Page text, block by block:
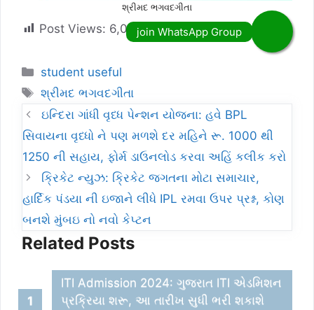
શ્રીમદ ભગવદગીતા
Post Views: 6,031
Categories
student useful
Tags
શ્રીમદ ભગવદગીતા
ઇન્દિરા ગાંધી વૃધ્ધ પેન્શન યોજના: હવે BPL
સિવાયના વૃધ્ધો ને પણ મળશે દર મહિને રૂ. 1000 થી
1250 ની સહાય, ફોર્મ ડાઉનલોડ કરવા અહિં કલીક કરો
ક્રિકેટ ન્યુઝ: ક્રિકેટ જગતના મોટા સમાચાર,
હાર્દિક પંડયા ની ઇજાને લીધે IPL રમવા ઉપર પ્રશ્ન, કોણ
બનશે મુંબઇ નો નવો કેપ્ટન
Related Posts
ITI Admission 2024: ગુજરાત ITI એડમિશન
પ્રક્રિયા શરૂ, આ તારીખ સુધી ભરી શકાશે